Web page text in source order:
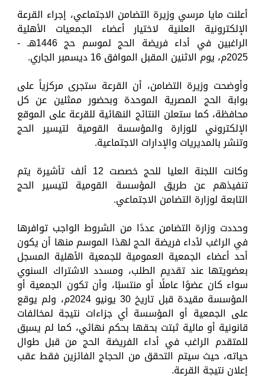
أعلنت مايا مرسي وزيرة التضامن الاجتماعي، إجراء القرعة
الإلكترونية العلنية لاختيار أعضاء الجمعيات الأهلية
الراغبين في أداء فريضة الحج لموسم حج 1446هـ -
2025م، يوم الاثنين المقبل الموافق 16 ديسمبر الجاري.
وأوضحت وزيرة التضامن، أن القرعة ستجرى مركزياً على
بوابة الحج المصرية الموحدة وبحضور ممثلين عن كل
محافظة، كما ستعلن النتائج النهائية للقرعة على الموقع
الإلكتروني للوزارة والمؤسسة القومية لتيسير الحج
وتنشر بالمديريات والإدارات الاجتماعية.
وكانت اللجنة العليا للحج خصصت 12 ألف تأشيرة يتم
تنفيذهم عن طريق المؤسسة القومية لتيسير الحج
التابعة لوزارة التضامن الاجتماعي.
وحددت وزارة التضامن عددًا من الشروط الواجب توافرها
في الراغب لأداء فريضة الحج لهذا الموسم منها أن يكون
أحد أعضاء الجمعية العمومية للجمعية الأهلية المسجل
بعضويتها عند تقديم الطلب، ومسدد الاشتراك السنوي
سواء كان عضوًا عاملًا أو منتسبًا، وأن تكون الجمعية أو
المؤسسة مقيدة قبل تاريخ 30 يونيو 2024م، ولم يوقع
على الجمعية أو المؤسسة أي جزاءات نتيجة لمخالفات
قانونية أو مالية ثبتت بحقها بحكم نهائي، كما لم يسبق
للمتقدم الراغب في أداء الفريضة الحج من قبل طوال
حياته، حيث سيتم التحقق من الحجاج الفائزين فقط عقب
إعلان نتيجة القرعة.